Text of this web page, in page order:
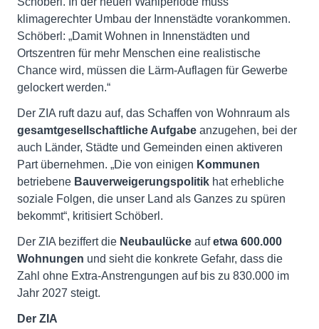
klimagerechter Umbau der Innenstädte vorankommen.
Schöberl: „Damit Wohnen in Innenstädten und
Ortszentren für mehr Menschen eine realistische
Chance wird, müssen die Lärm-Auflagen für Gewerbe
gelockert werden.“
Der ZIA ruft dazu auf, das Schaffen von Wohnraum als
gesamtgesellschaftliche Aufgabe anzugehen, bei der
auch Länder, Städte und Gemeinden einen aktiveren
Part übernehmen. „Die von einigen Kommunen
betriebene Bauverweigerungspolitik hat erhebliche
soziale Folgen, die unser Land als Ganzes zu spüren
bekommt“, kritisiert Schöberl.
Der ZIA beziffert die Neubaulücke aufetwa 600.000
Wohnungen und sieht die konkrete Gefahr, dass die
Zahl ohne Extra-Anstrengungen auf bis zu 830.000 im
Jahr 2027 steigt.
Der ZIA